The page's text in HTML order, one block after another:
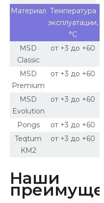
Материал Температура
эксплуатации,
°С
MSD
Classic
от +3 до +60
MSD
Premium
от +3 до +60
MSD
Evolution
от +3 до +60
Pongs
от +3 до +60
Teqtum
KM2
от +3 до +60
Наши